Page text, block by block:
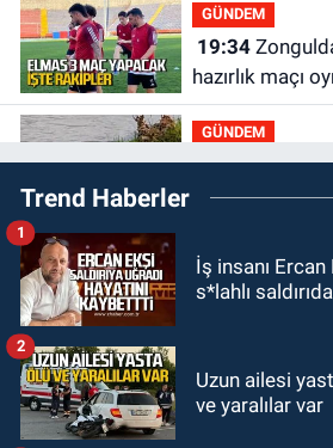
GÜNDEM
19:34Zonguldakspor Bolu'da 3
hazırlık maçı
rakipler...
GÜNDEM
19:27Çaycuma ırmağında görüldü:
Görenler
19:12TMO kabuklu fındık alım
18:52Zonguldak'ta pitbul köpek
Trend Haberler
İş insanı
s*lahlı
1
Uzun ailesi
ve yaralılar var
2